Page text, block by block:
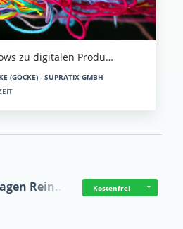
zu digitalen Produ…
(GÖCKE) - SUPRATIX GMBH
Rein… Kostenfrei